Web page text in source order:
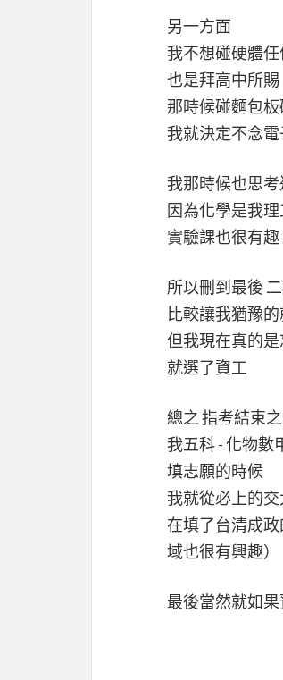
另一方面
我不想碰硬體
也是拜高中所賜
那時候碰麵包
我就決定不念
我那時候也思
因為化學是我
實驗課也很有
所以刪到最後
比較讓我猶豫
但我現在真的
就選了資工
總之 指考結束
我五科 - 化物數
填志願的時候
我就從必上的交
在填了台清成
域也很有興趣）
最後當然就如